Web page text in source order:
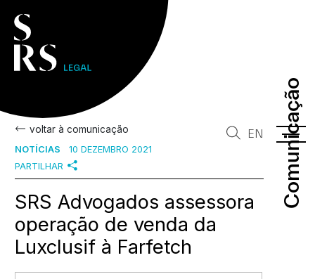
Comunicação
Comunicação
EN
voltar à comunicação
NOTÍCIAS
10 DEZEMBRO 2021
PARTILHAR
SRS Advogados assessora
operação de venda da
Luxclusif à Farfetch